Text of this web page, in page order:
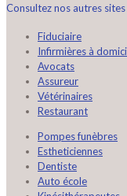
Consultez nos autres
Fiduciaire
Infirmières à
Avocats
Assureur
Vétérinaires
Restaurant
Pompes funèbres
Estheticiennes
Dentiste
Auto école